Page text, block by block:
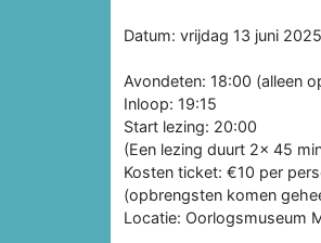
Datum: vrijdag 13 juni
Avondeten: 18:00 (alleen
Inloop: 19:15
Start lezing: 20:00
(Een lezing duurt 2x 45
Kosten ticket: €10 per
(opbrengsten komen
Locatie: Oorlogsmuseum